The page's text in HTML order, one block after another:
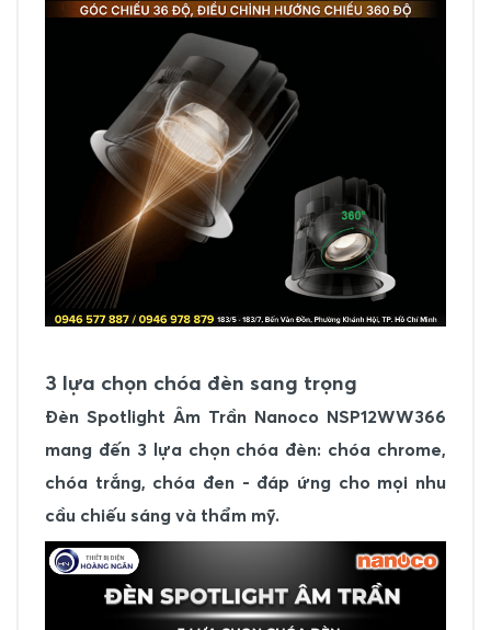
3 lựa chọn chóa đèn sang trọng
Đèn Spotlight Âm Trần Nanoco NSP12WW366
mang đến 3 lựa chọn chóa đèn: chóa chrome,
chóa trắng, chóa đen - đáp ứng cho mọi nhu
cầu chiếu sáng và thẩm mỹ.